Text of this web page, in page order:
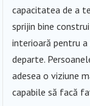
capacitatea de a
sprijin bine
interioară pentru
departe.
adesea o viziune
capabile să facă